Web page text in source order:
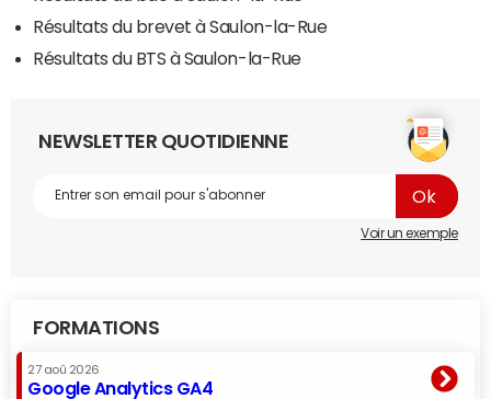
Résultats du brevet à Saulon-la-Rue
Résultats du BTS à Saulon-la-Rue
NEWSLETTER QUOTIDIENNE
Voir un exemple
FORMATIONS
27 aoû 2026
Google Analytics GA4